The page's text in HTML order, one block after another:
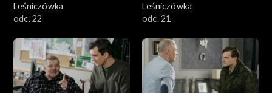
Leśniczówka
odc. 22
Leśniczówka
odc. 21